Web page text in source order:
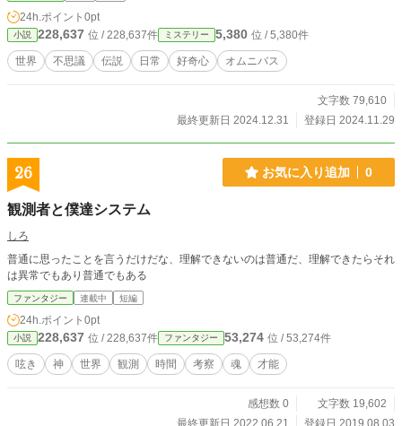
ません！！(^^) 便利でありながら、時には滑稽な回答を導き
出すAIと共に、冒険に出てみませんか？ ※勿論、ネットで(^
^) これらの不思議な話を一つ一つ紐解いていく中で、あなた
はきっと、「この世界にはまだ知らないことがたくさんあ
心」を刺激し、世界をもう一度見直すきっかけとなりますよ
うに。 —— あなたの知らない世界が、ここにあります。
24h.ポイント 0pt
小説 228,637 位 / 228,637件 ミステリー 5,380 位 / 5,380件
世界 不思議 伝説 日常 好奇心 オムニバス
文字数 79,610
最終更新日 2024.12.31
登録日 2024.11.29
26 お気に入り追加 0
観測者と僕達システム
しろ
普通に思ったことを言うだけだな、理解できないのは普通だ、理解できたらそれ
は異常でもあり普通でもある
ファンタジー 連載中 短編
24h.ポイント 0pt
小説 228,637 位 / 228,637件 ファンタジー 53,274 位 / 53,274件
呟き 神 世界 観測 時間 考察 魂 才能
感想数 0
文字数 19,602
最終更新日 2022.06.21
登録日 2019.08.03